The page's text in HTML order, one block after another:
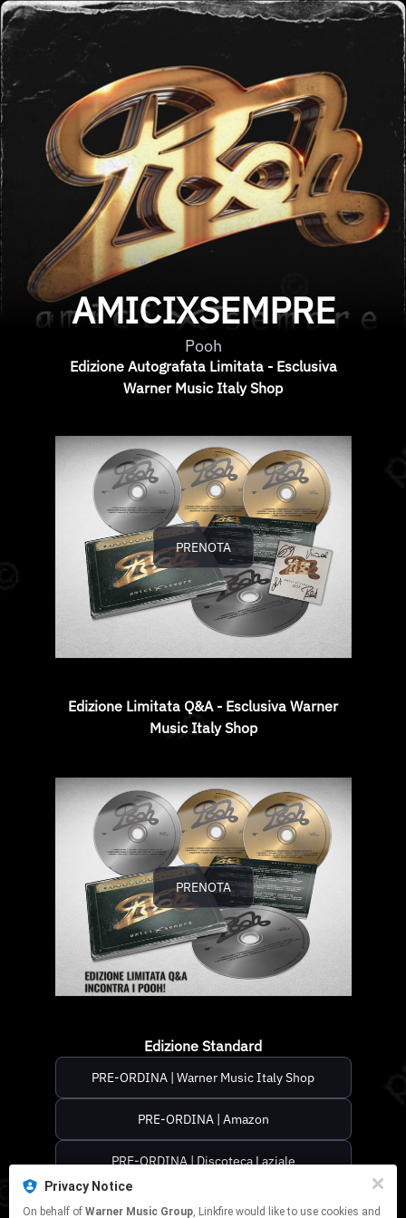
AMICIXSEMPRE
Pooh
Edizione Autografata Limitata - Esclusiva
Warner Music Italy Shop
PRENOTA
Edizione Limitata Q&A - Esclusiva Warner
Music Italy Shop
PRENOTA
Edizione Standard
PRE-ORDINA | Warner Music Italy Shop
PRE-ORDINA | Amazon
PRE-ORDINA | Discoteca Laziale
PRE-ORDINA | Feltrinelli
Privacy Notice
On behalf of Warner Music Group, Linkfire would like to use cookies and